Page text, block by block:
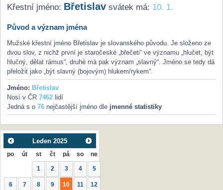
Křestní jméno: Břetislavsvátek má: 10. 1.
Původ a význam jména
Mužské křestní jméno Břetislav je slovanského původu. Je složeno ze
dvou slov, z nichž první je staročeské „břečeti“ ve významu „hlučet, být
hlučný, dělat rámus“, druhé má pak význam „slavný“. Jméno se tedy dá
přeložit jako „být slavný (bojovým) hlukem/rykem“.
Jméno: Břetislav
Nosí v ČR 7462lidí
Jedná s o 76nejčastější jméno dle jmenné statistiky
Leden 2025
po út st čt pá so ne
1 2 3 4 5
6 7 8 9 10 11 12